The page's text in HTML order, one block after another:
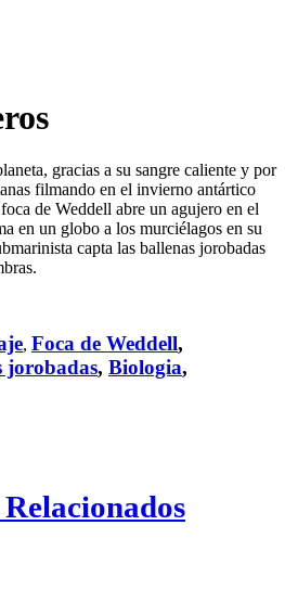
gracias a su sangre caliente y por
filmando en el invierno antártico
de Weddell abre un agujero en el
en un globo a los murciélagos en su
capta las ballenas jorobadas
, Foca de Weddell,
jorobadas, Biologia,